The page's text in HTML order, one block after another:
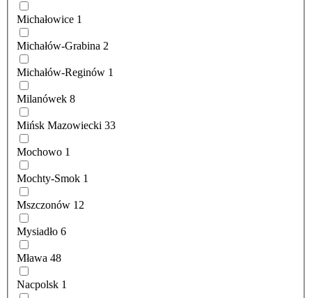
Michałowice 1
Michałów-Grabina 2
Michałów-Reginów 1
Milanówek 8
Mińsk Mazowiecki 33
Mochowo 1
Mochty-Smok 1
Mszczonów 12
Mysiadło 6
Mława 48
Nacpolsk 1